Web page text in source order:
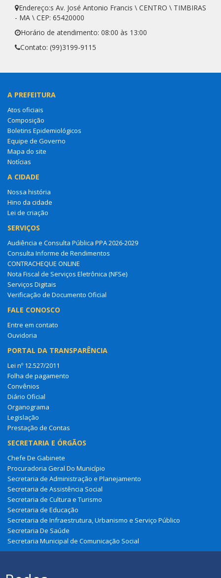
Endereço:s Av. José Antonio Francis \ CENTRO \ TIMBIRAS
- MA \ CEP: 65420000
Horário de atendimento: 08:00 às 13:00
Contato: (99)3199-9115
A PREFEITURA
Atos oficiais
Composição
Boletins Epidemiológicos
Equipe de Governo
Mapa do site
Notícias
A CIDADE
Nossa história
Hino da cidade
Lei de criação
SERVIÇOS
Audiência e Consulta Pública PPA 2026-2029
Consulta Informe de Rendimentos
CONTRACHEQUE ONLINE
Nota Fiscal de Serviços Eletrônica (NFSe)
Serviços Digitais
Verificação de Documento Oficial
FALE CONOSCO
Entre em contato
Ouvidoria
PORTAL DA TRANSPARÊNCIA
Lei nº 12.527/2011
Folha de pagamento
Convênios
Diário Oficial
Organograma
Legislação
Prestação de Contas
SECRETARIA E ÓRGÃOS
Chefe De Gabinete
Procuradoria Geral Do Município
Secretaria de Administração e Planejamento
Secretaria de Assistência Social
Secretaria de Cultura e Turismo
Secretaria de Educação
Secretaria de Infraestrutura, Urbanismo e Serviço Público
Secretaria De Saúde
Secretaria Municipal de Comunicação Social